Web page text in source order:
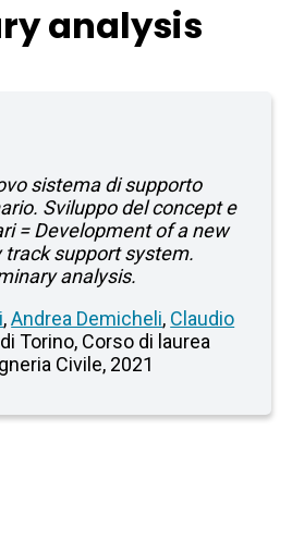
analysis
sistema di supporto
Sviluppo del concept e
= Development of a new
support system.
analysis.
,Andrea Demicheli, Claudio
Torino, Corso di laurea
Civile, 2021